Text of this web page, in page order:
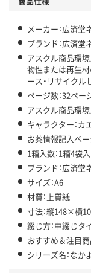
メーカー：広済堂
ブランド：広済堂
アスクル商品環
物性または再生
ース・リサイクル
ページ数：32ペー
アスクル商品環境
キャラクター：カ
お薬情報記入ペー
1箱入数：1箱4袋入
ブランド：広済堂
サイズ：A6
材質：上質紙
寸法：縦148×横
綴じ方：中綴じタ
おすすめ＆注目
シリーズ名：な